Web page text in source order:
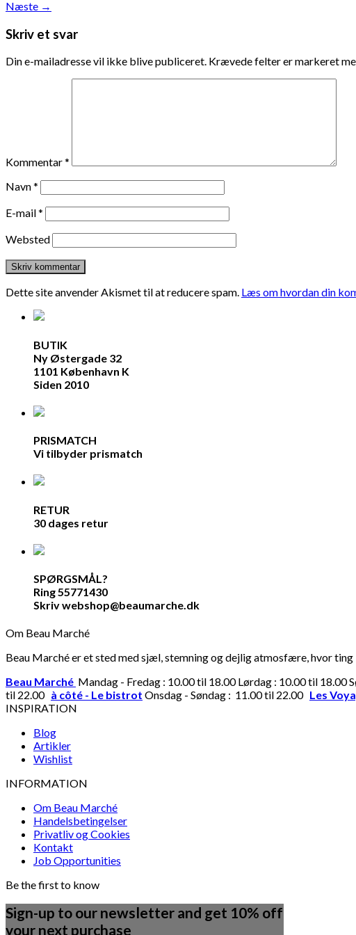
Næste →
Skriv et svar
Din e-mailadresse vil ikke blive publiceret. Krævede felter er markeret
Kommentar*
Navn*
E-mail*
Websted
Dette site anvender Akismet til at reducere spam. Læs om hvordan din
BUTIK
Ny Østergade 32
1101 København K
Siden 2010
PRISMATCH
Vi tilbyder prismatch
RETUR
30 dages retur
SPØRGSMÅL?
Ring 55771430
Skriv webshop@beaumarche.dk
Om Beau Marché
Beau Marché er et sted med sjæl, stemning og dejlig atmosfære, hvor
Beau Marché Mandag - Fredag : 10.00 til 18.00 Lørdag : 10.00 til 18.00
til 22.00 à côté - Le bistrot Onsdag - Søndag : 11.00 til 22.00 Les
INSPIRATION
Blog
Artikler
Wishlist
INFORMATION
Om Beau Marché
Handelsbetingelser
Privatliv og Cookies
Kontakt
Job Opportunities
Be the first to know
Sign-up to our newsletter and get 10% off
your next purchase